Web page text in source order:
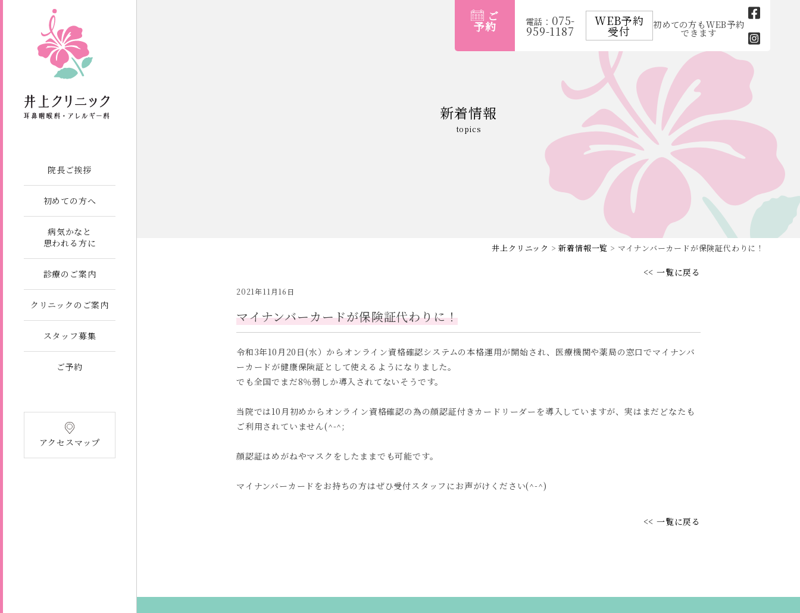
ご
予約 電話： 075-
959-1187
WEB予約
受付 初めての方もWEB予約
できます
院長ご挨拶
初めての方へ
病気かなと
思われる方に
診療のご案内
クリニックのご案内
スタッフ募集
ご予約
アクセスマップ
新着情報
topics
井上クリニック >新着情報一覧 > マイナンバーカードが保険証代わりに！
<< 一覧に戻る
2021年11月16日
マイナンバーカードが保険証代わりに！
令和3年10月20日(水）からオンライン資格確認システムの本格運用が開始され、医療機関や薬局の窓口でマイナンバ
ーカードが健康保険証として使えるようになりました。
でも全国でまだ8％弱しか導入されてないそうです。
当院では10月初めからオンライン資格確認の為の顔認証付きカードリーダーを導入していますが、実はまだどなたも
ご利用されていません(^-^;
顔認証はめがねやマスクをしたままでも可能です。
マイナンバーカードをお持ちの方はぜひ受付スタッフにお声がけください(^-^)
<< 一覧に戻る